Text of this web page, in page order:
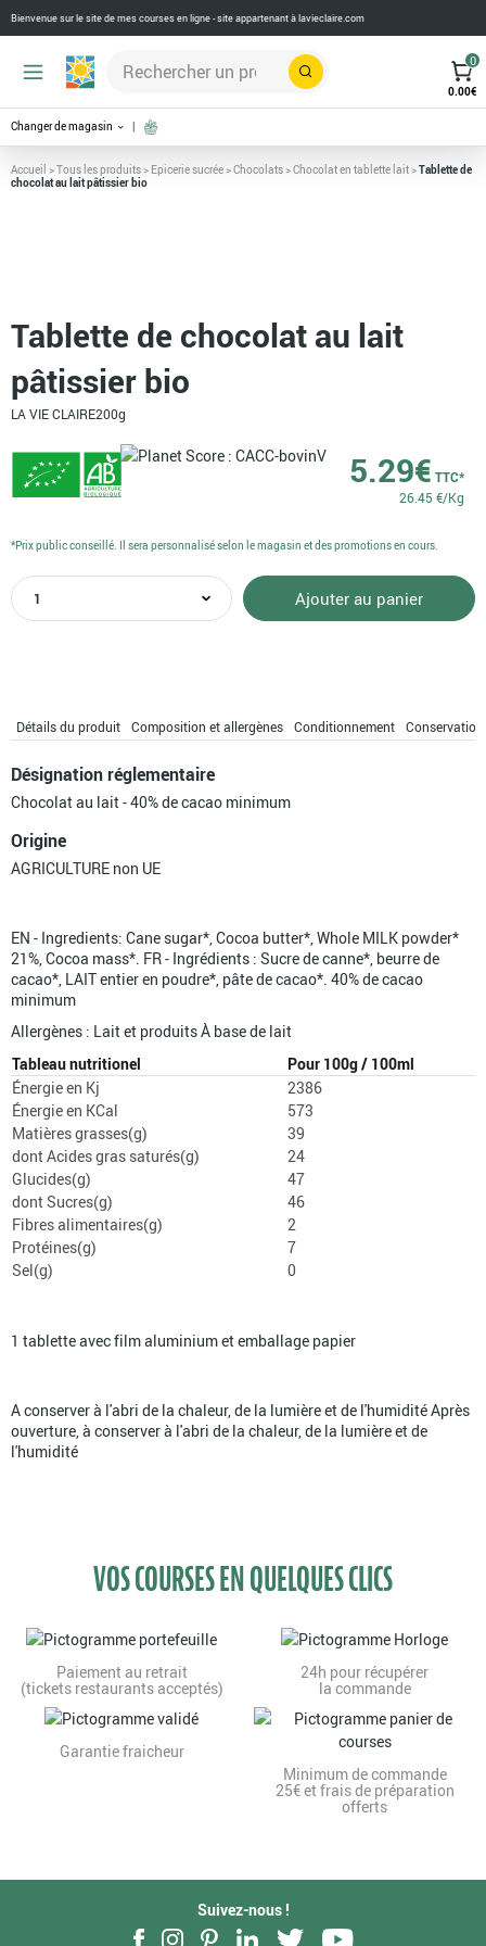
Bienvenue sur le site de mes courses en ligne - site appartenant àlavieclaire.com
Rechercher
0
0.00€
Changer de magasin
Accueil >Tous les produits> Epicerie sucrée>Chocolats>Chocolat en tablette lait>Tablette de
chocolat au lait pâtissier bio
Tablette de chocolat au lait
pâtissier bio
LA VIE CLAIRE200g
5.29€ TTC*
26.45 €/Kg
quantité
de
lait
pâtissier
bio
Ajouter au panier
*Prix public conseillé. Il sera personnalisé selon le magasin et des promotions en cours.
Détails du produit Composition et allergènes Conditionnement Conservation
Désignation réglementaire
Chocolat au lait - 40% de cacao minimum
Origine
AGRICULTURE non UE
EN - Ingredients: Cane sugar*, Cocoa butter*, Whole MILK powder*
21%, Cocoa mass*. FR - Ingrédients : Sucre de canne*, beurre de
cacao*, LAIT entier en poudre*, pâte de cacao*. 40% de cacao
minimum
Allergènes : Lait et produits À base de lait
Tableau nutritionel
Pour 100g / 100ml
Énergie en Kj
2386
Énergie en KCal
573
Matières grasses(g)
39
dont Acides gras saturés(g)
24
Glucides(g)
47
dont Sucres(g)
46
Fibres alimentaires(g)
2
Protéines(g)
7
Sel(g)
0
1 tablette avec film aluminium et emballage papier
A conserver à l'abri de la chaleur, de la lumière et de l'humidité Après
ouverture, à conserver à l'abri de la chaleur, de la lumière et de
l'humidité
VOS COURSES EN QUELQUES CLICS
Paiement au retrait
(tickets restaurants acceptés)
24h pour récupérer
la commande
Garantie fraicheur
Minimum de commande
25€ et frais de préparation
offerts
Suivez-nous !